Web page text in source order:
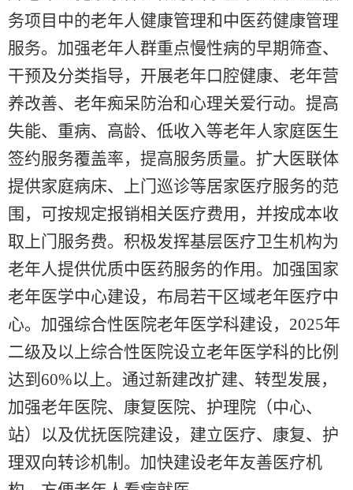
务项目中的老年人健康管理和中医药健康管理
服务。加强老年人群重点慢性病的早期筛查、
干预及分类指导，开展老年口腔健康、老年营
养改善、老年痴呆防治和心理关爱行动。提高
失能、重病、高龄、低收入等老年人家庭医生
签约服务覆盖率，提高服务质量。扩大医联体
提供家庭病床、上门巡诊等居家医疗服务的范
围，可按规定报销相关医疗费用，并按成本收
取上门服务费。积极发挥基层医疗卫生机构为
老年人提供优质中医药服务的作用。加强国家
老年医学中心建设，布局若干区域老年医疗中
心。加强综合性医院老年医学科建设，2025年
二级及以上综合性医院设立老年医学科的比例
达到60%以上。通过新建改扩建、转型发展，
加强老年医院、康复医院、护理院（中心、
站）以及优抚医院建设，建立医疗、康复、护
理双向转诊机制。加快建设老年友善医疗机